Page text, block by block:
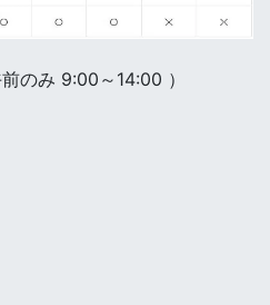
のみ 9:00～14:00 ）